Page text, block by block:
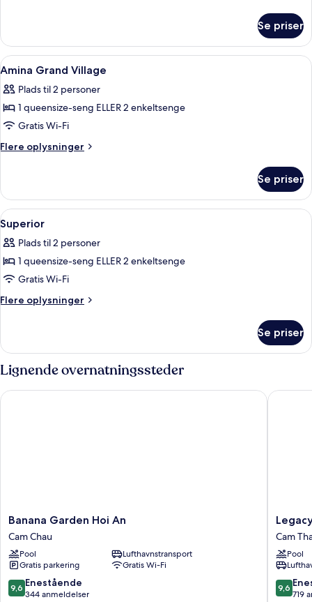
Family
Suite
Se priser
Indlæs
alle
billeder
af
Amina
Grand
Et hotelværelse med en stor seng,
6
Amina Grand Village
Plads til 2 personer
1 queensize-seng ELLER 2 enkeltsenge
Gratis Wi-Fi
Flere oplysninger
Flere
Grand
Village
Se priser
Indlæs
alle
billeder
af
Superior
Et hotelværelse med en seng,
7
Superior
Plads til 2 personer
1 queensize-seng ELLER 2 enkeltsenge
Gratis Wi-Fi
Flere oplysninger
Flere
Se priser
Lignende overnatningssteder
Banana
Garden
Hoi
An
Cam
Chau
Banana Garden Hoi An
Cam Chau
Pool
Lufthavnstransport
Gratis parkering
Gratis Wi-Fi
9.6
ud
9,6 Enestående
344 anmeldelser
Banana Garden Hoi An
Legacy
Hoi
An
Resort
Cam
Thanh
Cam
Pool
9.6
ud
9,6
719
Legacy